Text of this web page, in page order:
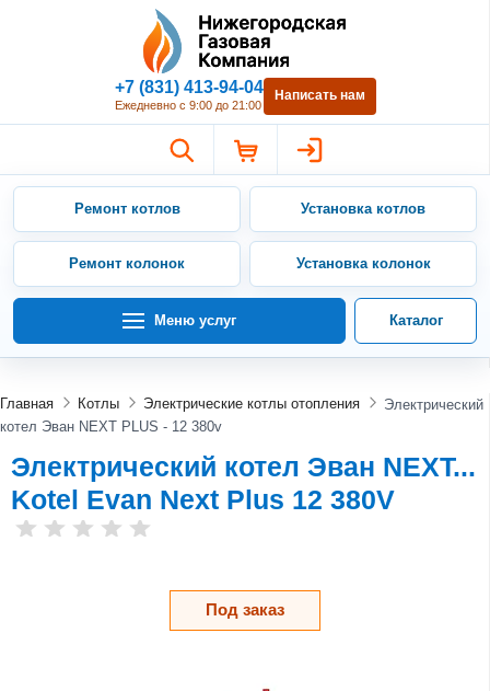
Нижегородская Газовая
+7 (831) 413-94-04
Ежедневно с 9:00 до 21:00
Написать нам
Ремонт котлов Установка котлов
Ремонт колонок Установка колонок
Меню услуг Каталог
Главная Котлы Электрические котлы отопления
Электрический
котел Эван NEXT PLUS - 12 380v
Электрический котел Эван NEXT...
Kotel Evan Next Plus 12 380V
Под заказ